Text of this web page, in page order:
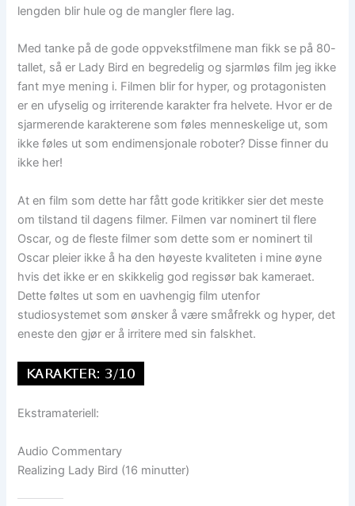
lengden blir hule og de mangler flere lag.
Med tanke på de gode oppvekstfilmene man fikk se på 80-
tallet, så er Lady Bird en begredelig og sjarmløs film jeg ikke
fant mye mening i. Filmen blir for hyper, og protagonisten
er en ufyselig og irriterende karakter fra helvete. Hvor er de
sjarmerende karakterene som føles menneskelige ut, som
ikke føles ut som endimensjonale roboter? Disse finner du
ikke her!
At en film som dette har fått gode kritikker sier det meste
om tilstand til dagens filmer. Filmen var nominert til flere
Oscar, og de fleste filmer som dette som er nominert til
Oscar pleier ikke å ha den høyeste kvaliteten i mine øyne
hvis det ikke er en skikkelig god regissør bak kameraet.
Dette føltes ut som en uavhengig film utenfor
studiosystemet som ønsker å være småfrekk og hyper, det
eneste den gjør er å irritere med sin falskhet.
Ekstramateriell:
Audio Commentary
Realizing Lady Bird (16 minutter)